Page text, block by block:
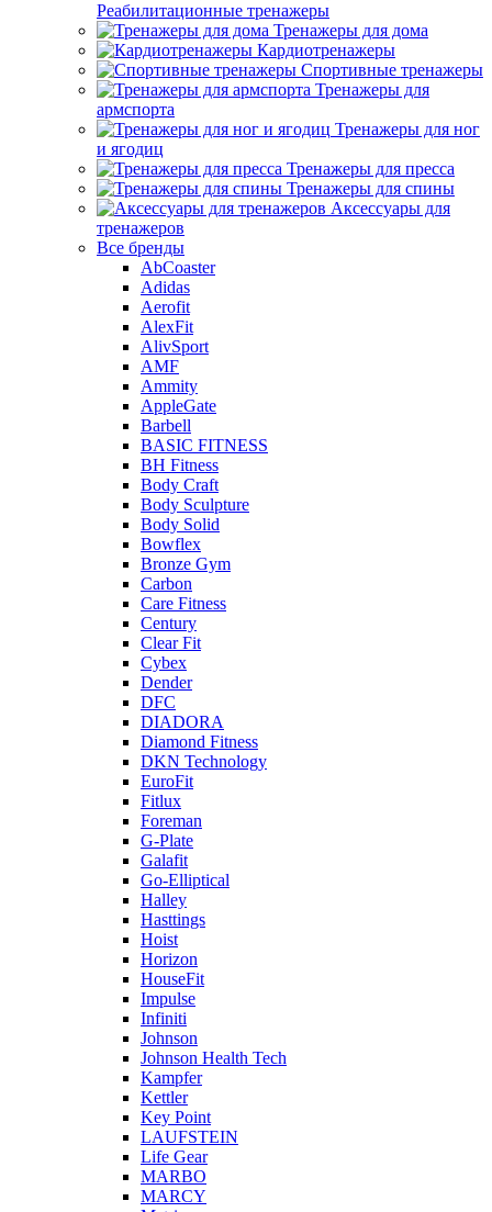
Реабилитационные тренажеры
Тренажеры для дома
Кардиотренажеры
Спортивные тренажеры
Тренажеры для
армспорта
Тренажеры для ног
и ягодиц
Тренажеры для пресса
Тренажеры для спины
Аксессуары для
тренажеров
Все бренды
AbCoaster
Adidas
Aerofit
AlexFit
AlivSport
AMF
Ammity
AppleGate
Barbell
BASIC FITNESS
BH Fitness
Body Craft
Body Sculpture
Body Solid
Bowflex
Bronze Gym
Carbon
Care Fitness
Century
Clear Fit
Cybex
Dender
DFC
DIADORA
Diamond Fitness
DKN Technology
EuroFit
Fitlux
Foreman
G-Plate
Galafit
Go-Elliptical
Halley
Hasttings
Hoist
Horizon
HouseFit
Impulse
Infiniti
Johnson
Johnson Health Tech
Kampfer
Kettler
Key Point
LAUFSTEIN
Life Gear
MARBO
MARCY